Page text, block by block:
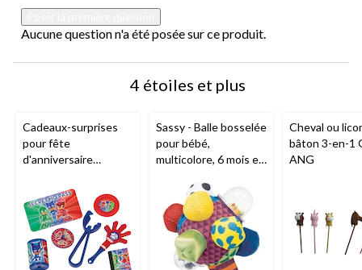
Aucune question n'a été posée sur ce produit.
4 étoiles et plus
Cadeaux-surprises
pour fête
d'anniversaire
Sassy - Balle bosselée
pour bébé,
multicolore, 6 mois et
Cheval ou
bâton 3-en-1
ANG